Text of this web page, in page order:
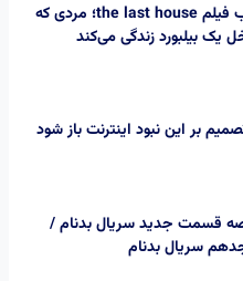
تبلیغ عجیب فیلم the last house؛ مردی که
یک بیلبورد زندگی می‌کند
بر این نبود اینترنت باز شود
قسمت جدید سریال بدنام /
سریال بدنام